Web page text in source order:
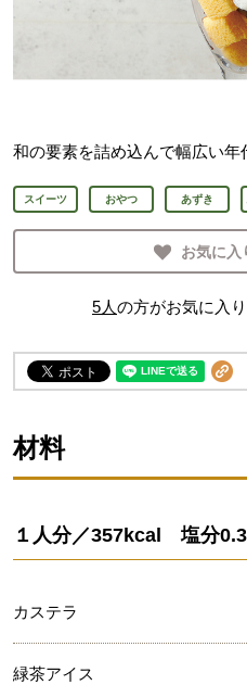
和の要素を詰め込んで幅広い年
スイーツ おやつ あずき
お気に入
5人の方がお気に入
材料
１人分／357kcal 塩分
カステラ
緑茶アイス